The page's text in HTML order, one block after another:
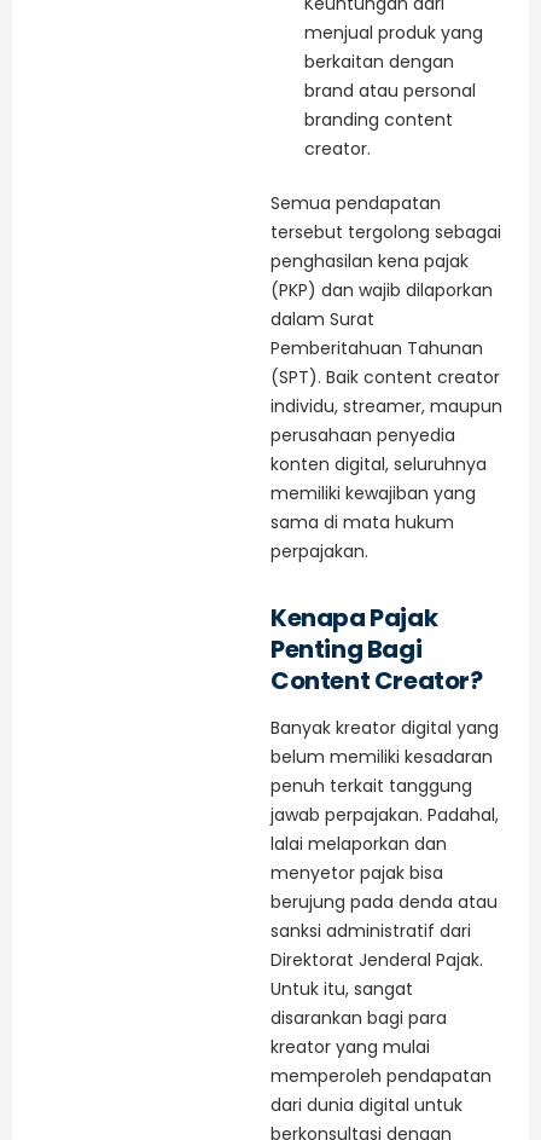
menjual produk yang
berkaitan dengan
brand atau personal
branding content
creator.
Semua pendapatan
tersebut tergolong sebagai
penghasilan kena pajak
(PKP) dan wajib dilaporkan
dalam Surat
Pemberitahuan Tahunan
(SPT). Baik content creator
individu, streamer, maupun
perusahaan penyedia
konten digital, seluruhnya
memiliki kewajiban yang
sama di mata hukum
perpajakan.
Kenapa Pajak
Penting Bagi
Content Creator?
Banyak kreator digital yang
belum memiliki kesadaran
penuh terkait tanggung
jawab perpajakan. Padahal,
lalai melaporkan dan
menyetor pajak bisa
berujung pada denda atau
sanksi administratif dari
Direktorat Jenderal Pajak.
Untuk itu, sangat
disarankan bagi para
kreator yang mulai
memperoleh pendapatan
dari dunia digital untuk
berkonsultasi dengan